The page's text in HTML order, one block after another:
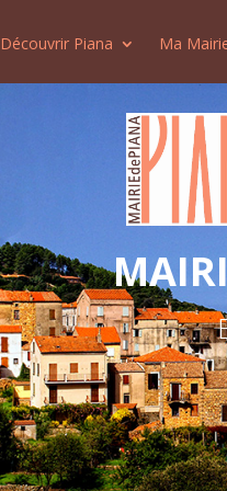
Découvrir Piana Ma